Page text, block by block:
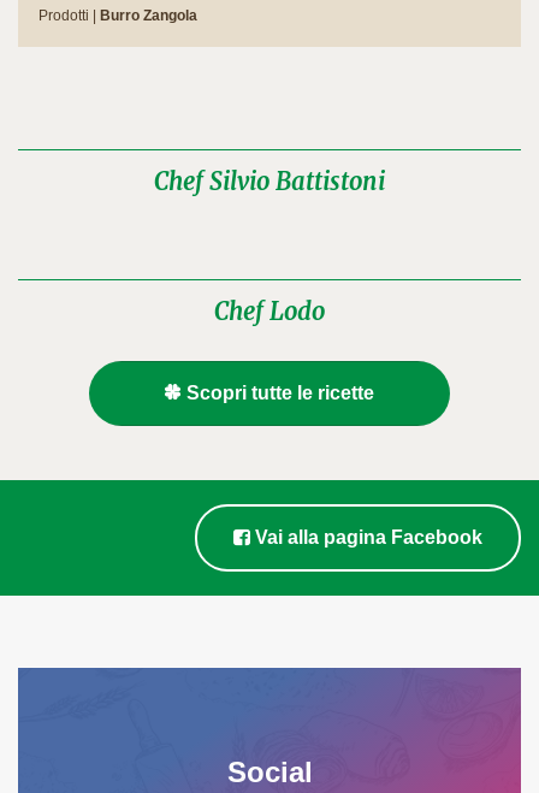
Prodotti | Burro Zangola
Chef Silvio Battistoni
Chef Lodo
Scopri tutte le ricette
Vai alla pagina Facebook
Social